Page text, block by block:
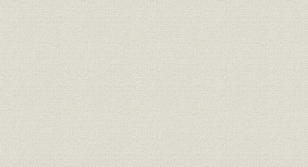
1. 預金
2. 貸出および有価証券
3. 収益状況
第5節 戦時体制への動きと地方銀行の経営
1―戦時経済と統制
1. 第1期の金融政策